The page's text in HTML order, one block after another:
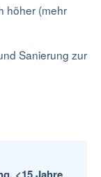
höher (mehr
Sanierung zur